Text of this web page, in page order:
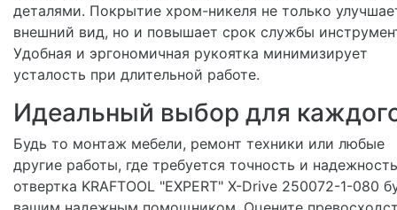
деталями. Покрытие хром-никеля не только
внешний вид, но и повышает срок службы
Удобная и эргономичная рукоятка минимизирует
усталость при длительной работе.
Идеальный выбор для
Будь то монтаж мебели, ремонт техники или любые
другие работы, где требуется точность и
отвертка KRAFTOOL "EXPERT" X-Drive 250072-1-080